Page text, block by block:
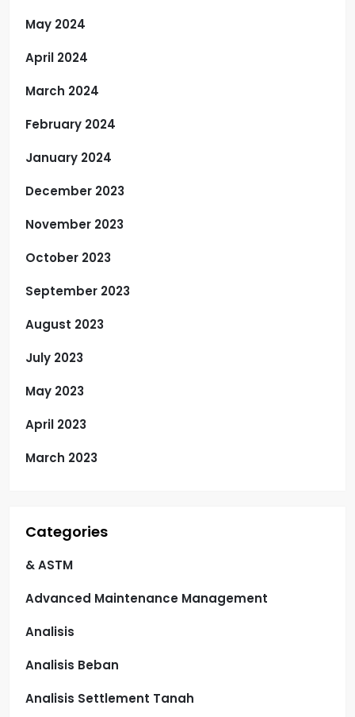
May 2024
April 2024
March 2024
February 2024
January 2024
December 2023
November 2023
October 2023
September 2023
August 2023
July 2023
May 2023
April 2023
March 2023
Categories
& ASTM
Advanced Maintenance Management
Analisis
Analisis Beban
Analisis Settlement Tanah